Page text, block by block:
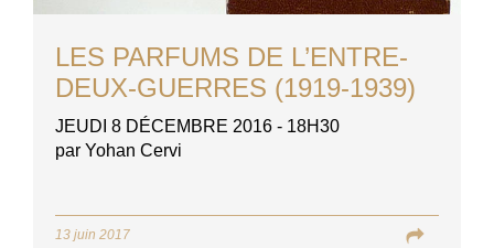
LES PARFUMS DE L’ENTRE-
DEUX-GUERRES (1919-1939)
JEUDI 8 DÉCEMBRE 2016 - 18H30
par Yohan Cervi
13 juin 2017